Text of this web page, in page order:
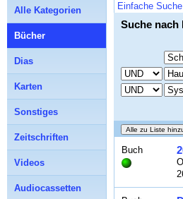
Einfache Suche
Suche nach
Buch
Alle Kategorien
Bücher
Dias
Karten
Sonstiges
Zeitschriften
Videos
Audiocassetten